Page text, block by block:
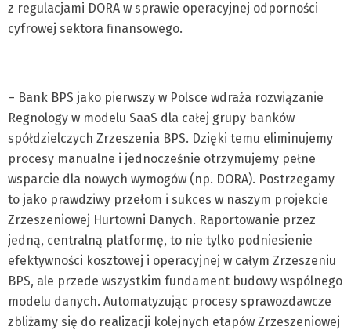
z regulacjami DORA w sprawie operacyjnej odporności
cyfrowej sektora finansowego.
– Bank BPS jako pierwszy w Polsce wdraża rozwiązanie
Regnology w modelu SaaS dla całej grupy banków
spółdzielczych Zrzeszenia BPS. Dzięki temu eliminujemy
procesy manualne i jednocześnie otrzymujemy pełne
wsparcie dla nowych wymogów (np. DORA). Postrzegamy
to jako prawdziwy przełom i sukces w naszym projekcie
Zrzeszeniowej Hurtowni Danych. Raportowanie przez
jedną, centralną platformę, to nie tylko podniesienie
efektywności kosztowej i operacyjnej w całym Zrzeszeniu
BPS, ale przede wszystkim fundament budowy wspólnego
modelu danych. Automatyzując procesy sprawozdawcze
zbliżamy się do realizacji kolejnych etapów Zrzeszeniowej